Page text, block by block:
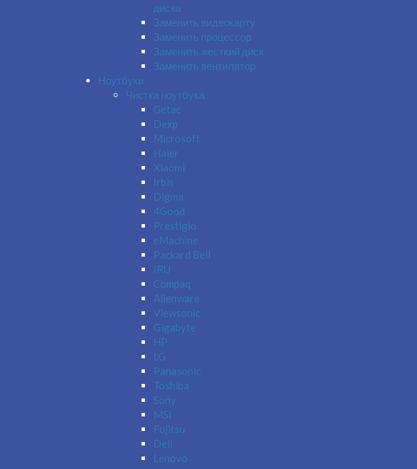
диска
Заменить видеокарту
Заменить процессор
Заменить жесткий диск
Заменить вентилятор
Ноутбуки
Чистка ноутбука
Getac
Dexp
Microsoft
Haier
Xiaomi
Irbis
Digma
4Good
Prestigio
eMachine
Packard Bell
IRU
Compaq
Alienware
Viewsonic
Gigabyte
HP
LG
Panasonic
Toshiba
Sony
MSI
Fujitsu
Dell
Lenovo